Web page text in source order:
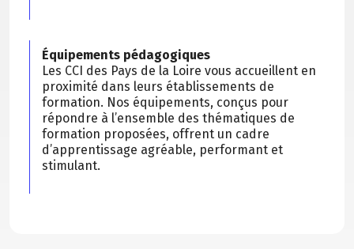
Équipements pédagogiques
Les CCI des Pays de la Loire vous accueillent en
proximité dans leurs établissements de
formation. Nos équipements, conçus pour
répondre à l’ensemble des thématiques de
formation proposées, offrent un cadre
d’apprentissage agréable, performant et
stimulant.